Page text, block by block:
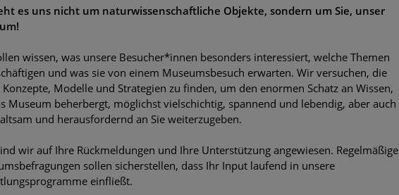
es uns nicht um naturwissenschaftliche Objekte, sondern um Sie, unser
wissen, was unsere Besucher*innen besonders interessiert, welche Themen
und was sie von einem Museumsbesuch erwarten. Wir versuchen, die
Konzepte, Modelle und Strategien zu finden, um den enormen Schatz an Wissen,
Museum beherbergt, möglichst vielschichtig, spannend und lebendig, aber auch
und herausfordernd an Sie weiterzugeben.
wir auf Ihre Rückmeldungen und Ihre Unterstützung angewiesen. Regelmäßige
sollen sicherstellen, dass Ihr Input laufend in unsere
einfließt.